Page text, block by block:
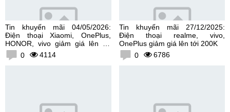
Tin khuyến mãi 04/05/2026:
Điện thoại Xiaomi, OnePlus,
HONOR, vivo giảm giá lên tới
300K0 4114
Tin khuyến mãi 27/12/2025:
Điện thoại realme, vivo,
OnePlus giảm giá lên tới 200K
0
6786